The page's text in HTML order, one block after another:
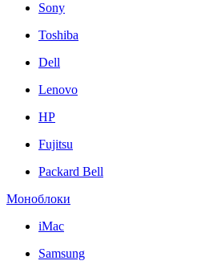
Sony
Toshiba
Dell
Lenovo
HP
Fujitsu
Packard Bell
Моноблоки
iMac
Samsung